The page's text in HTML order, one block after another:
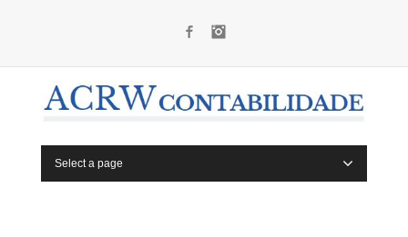
Facebook
Select a page